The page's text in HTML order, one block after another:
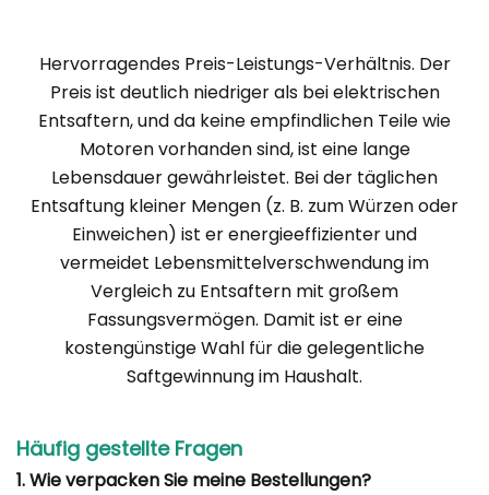
Hervorragendes Preis-Leistungs-Verhältnis. Der
Preis ist deutlich niedriger als bei elektrischen
Entsaftern, und da keine empfindlichen Teile wie
Motoren vorhanden sind, ist eine lange
Lebensdauer gewährleistet. Bei der täglichen
Entsaftung kleiner Mengen (z. B. zum Würzen oder
Einweichen) ist er energieeffizienter und
vermeidet Lebensmittelverschwendung im
Vergleich zu Entsaftern mit großem
Fassungsvermögen. Damit ist er eine
kostengünstige Wahl für die gelegentliche
Saftgewinnung im Haushalt.
Häufig gestellte Fragen
1. Wie verpacken Sie meine Bestellungen?